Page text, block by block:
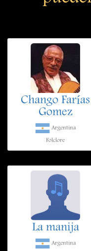
Chango Farías
Gomez
Argentina
Folclore
La manija
Argentina